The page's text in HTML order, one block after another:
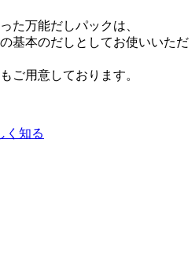
た万能だしパックは、
基本のだしとしてお使いいただ
ご用意しております。
く知る